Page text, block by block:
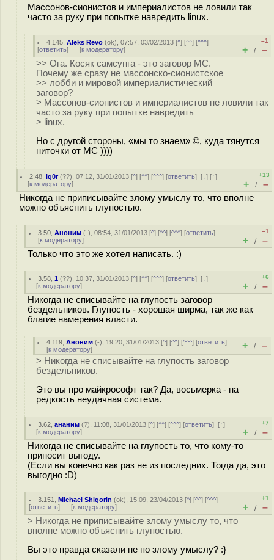
Массонов-сионистов и империалистов не ловили так
часто за руку при попытке навредить linux.
4.145 ,Aleks Revo (ok), 07:57, 03/02/2013 [^] [^^] [^^^]
[ответить] [к модератору]
–1
+ / –
>> Ога. Косяк самсунга - это заговор МС.
Почему же сразу не массонско-сионистское
>> лобби и мировой империалистический
заговор?
> Массонов-сионистов и империалистов не ловили так
часто за руку при попытке навредить
> linux.
Но с другой стороны, «мы то знаем» ©, куда тянутся
ниточки от МС ))))
2.48 ,ig0r(??), 07:12, 31/01/2013 [^] [^^] [^^^] [ответить][↓] [↑]
[к модератору]
+13
+ / –
Никогда не приписывайте злому умыслу то, что вполне
можно объяснить глупостью.
3.50 ,Аноним (-), 08:54, 31/01/2013 [^] [^^] [^^^] [ответить]
[к модератору]
–1
+ / –
Только что это же хотел написать. :)
3.58 ,1 (??), 10:37, 31/01/2013 [^] [^^] [^^^] [ответить][↓]
[к модератору]
+6
+ / –
Никогда не списывайте на глупость заговор
бездельников. Глупость - хорошая ширма, так же как
благие намерения власти.
4.119 ,Аноним (-), 19:20, 31/01/2013 [^] [^^] [^^^] [ответить]
[к модератору] + / –
> Никогда не списывайте на глупость заговор
бездельников.
Это вы про майкрософт так? Да, восьмерка - на
редкость неудачная система.
3.62 ,ананим (?), 11:08, 31/01/2013 [^] [^^] [^^^] [ответить][↑]
[к модератору]
+7
+ / –
Никогда не списывайте на глупость то, что кому-то
приносит выгоду.
(Если вы конечно как раз не из последних. Тогда да, это
выгодно :D)
3.151 ,Michael Shigorin (ok), 15:09, 23/04/2013 [^] [^^] [^^^]
[ответить] [к модератору]
+1
+ / –
> Никогда не приписывайте злому умыслу то, что
вполне можно объяснить глупостью.
Вы это правда сказали не по злому умыслу? :}